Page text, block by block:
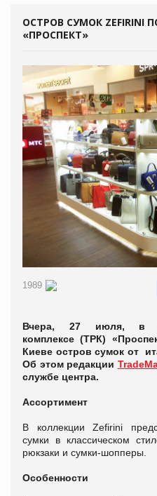
ОСТРОВ СУМОК ZEFIRINI
«ПРОСПЕКТ»
1989
Вчера, 27 июля, в
комплексе (ТРК)
Киеве остров сумок от
Об этом редакции
службе центра.
Ассортимент
В коллекции Zefirini
сумки в классическом
рюкзаки и сумки-шопперы.
Особенности